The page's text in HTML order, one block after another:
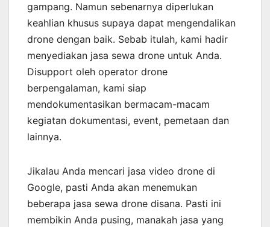
gampang. Namun sebenarnya diperlukan
keahlian khusus supaya dapat mengendalikan
drone dengan baik. Sebab itulah, kami hadir
menyediakan jasa sewa drone untuk Anda.
Disupport oleh operator drone
berpengalaman, kami siap
mendokumentasikan bermacam-macam
kegiatan dokumentasi, event, pemetaan dan
lainnya.
Jikalau Anda mencari jasa video drone di
Google, pasti Anda akan menemukan
beberapa jasa sewa drone disana. Pasti ini
membikin Anda pusing, manakah jasa yang